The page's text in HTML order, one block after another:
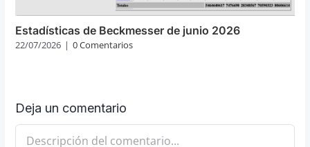
Estadísticas de Beckmesser de junio 2026
22/07/2026 | 0 Comentarios
Deja un comentario
Comentario